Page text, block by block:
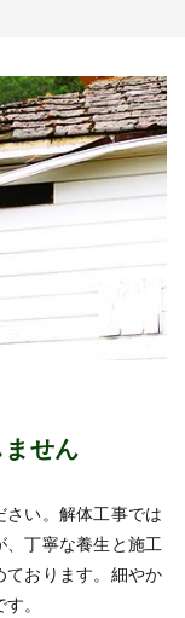
せん
い。解体工事では
丁寧な養生と施工
おります。細やか
。